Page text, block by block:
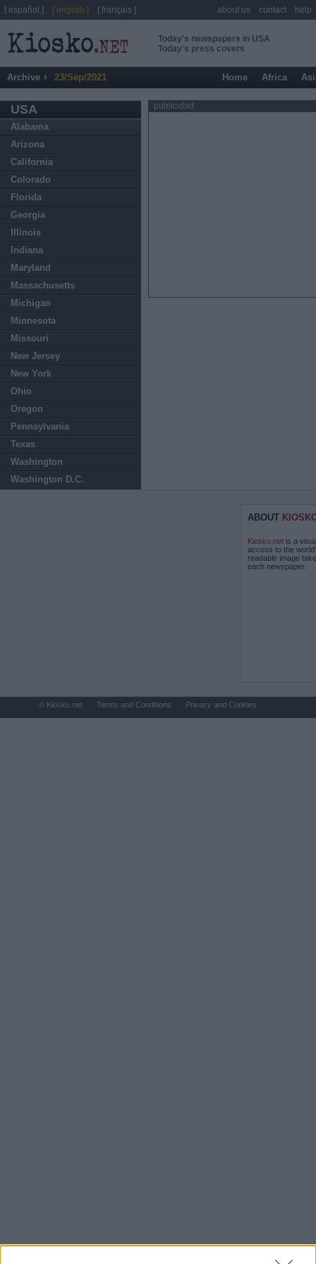
Today's newspapers in USA
Today's press covers
Archive 23/Sep/2021 Home Africa
USA
Alabama
Arizona
California
Colorado
Florida
Georgia
Illinois
Indiana
Maryland
Massachusetts
Michigan
Minnesota
Missouri
New Jersey
New York
Ohio
Oregon
Pennsylvania
Texas
Washington
Washington D.C.
publicidad
ABOUT
Kiosko.net is a
access to the
readable image
each newspaper.
[ español ] [ english ] [ français ] about us contact help
© Kiosko.net Terms and Conditions Privacy and Cookies